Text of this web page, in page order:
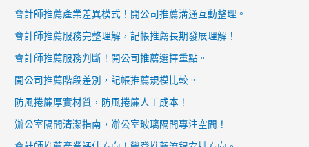
會計師推薦產業差異模式！開公司推薦溝通互動整理。
會計師推薦服務完整理解，記帳推薦長期發展理解！
會計師推薦服務判斷！開公司推薦選擇重點。
開公司推薦階段差別，記帳推薦規模比較。
防風捲簾厚實材質，防風捲簾人工成本！
辦公室隔間清潔指南，辦公室玻璃隔間專注空間！